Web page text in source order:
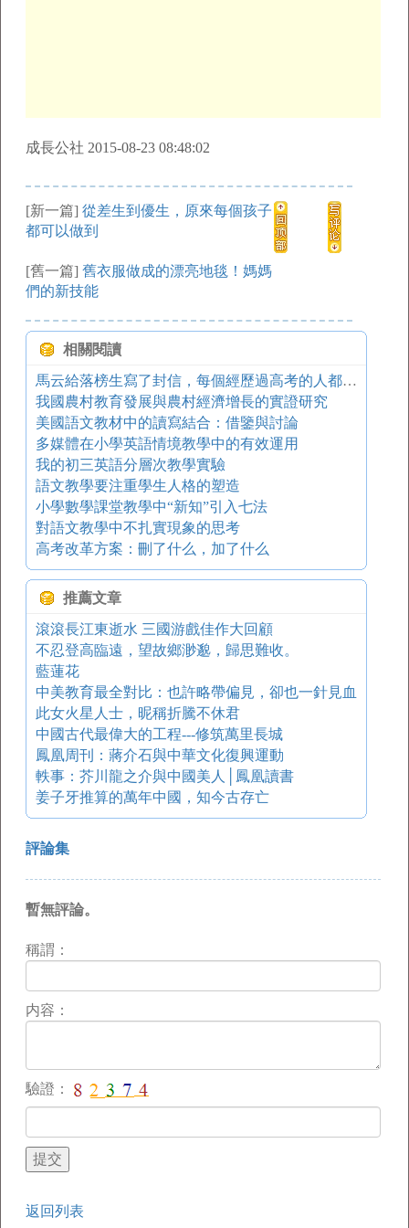
成長公社 2015-08-23 08:48:02
[新一篇] 從差生到優生，原來每個孩子
都可以做到
[舊一篇] 舊衣服做成的漂亮地毯！媽媽
們的新技能
相關閱讀
馬云給落榜生寫了封信，每個經歷過高考的人都該看下
我國農村教育發展與農村經濟增長的實證研究
美國語文教材中的讀寫結合：借鑒與討論
多媒體在小學英語情境教學中的有效運用
我的初三英語分層次教學實驗
語文教學要注重學生人格的塑造
小學數學課堂教學中“新知”引入七法
對語文教學中不扎實現象的思考
高考改革方案：刪了什么，加了什么
推薦文章
滾滾長江東逝水 三國游戲佳作大回顧
不忍登高臨遠，望故鄉渺邈，歸思難收。
藍蓮花
中美教育最全對比：也許略帶偏見，卻也一針見血
此女火星人士，昵稱折騰不休君
中國古代最偉大的工程---修筑萬里長城
鳳凰周刊：蔣介石與中華文化復興運動
軼事：芥川龍之介與中國美人│鳳凰讀書
姜子牙推算的萬年中國，知今古存亡
評論集
暫無評論。
稱謂：
内容：
驗證：
返回列表